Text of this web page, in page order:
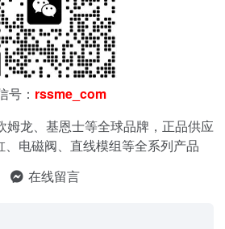
号： rssme_com
姆龙、基恩士等全球品牌，正品供应
、电磁阀、直线模组等全系列产品
在线留言